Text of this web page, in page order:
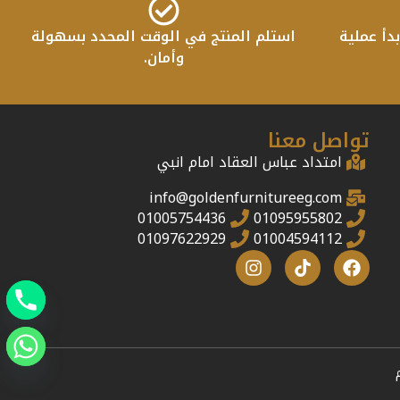
عملية
استلم المنتج في الوقت المحدد بسهولة
وأمان.
تواصل معنا
امتداد عباس العقاد امام انبي
info@goldenfurnitureeg.com
01095955802
01005754436
01004594112
01097622929